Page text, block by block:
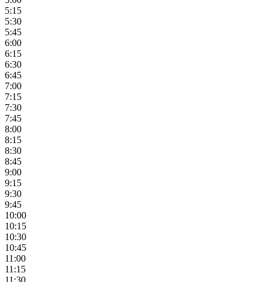
5:15
5:30
5:45
6:00
6:15
6:30
6:45
7:00
7:15
7:30
7:45
8:00
8:15
8:30
8:45
9:00
9:15
9:30
9:45
10:00
10:15
10:30
10:45
11:00
11:15
11:30